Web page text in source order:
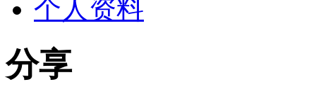
个人资料
分享